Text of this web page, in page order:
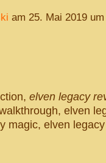
am 25. Mai 2019
elven legacy
elven
magic, elven